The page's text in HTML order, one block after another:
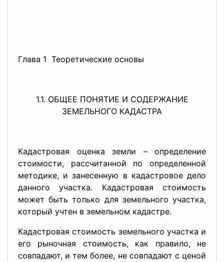
Глава 1 Теоретические основы
1.1. ОБЩЕЕ ПОНЯТИЕ И СОДЕРЖАНИЕ
ЗЕМЕЛЬНОГО КАДАСТРА
Кадастровая оценка земли – определение
стоимости, рассчитанной по определенной
методике, и занесенную в кадастровое дело
данного участка. Кадастровая стоимость
может быть только для земельного участка,
который учтен в земельном кадастре.
Кадастровая стоимость земельного участка и
его рыночная стоимость, как правило, не
совпадают, и тем более, не совпадают с ценой